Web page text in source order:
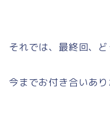
それでは、最終回、ど
今までお付き合いあ